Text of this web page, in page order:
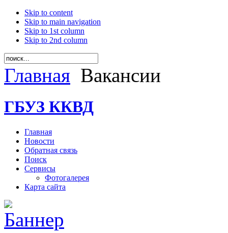
Skip to content
Skip to main navigation
Skip to 1st column
Skip to 2nd column
Главная Вакансии
ГБУЗ ККВД
Главная
Новости
Обратная связь
Поиск
Сервисы
Фотогалерея
Карта сайта